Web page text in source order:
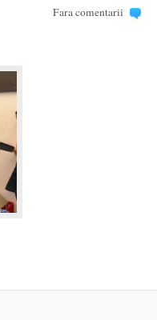
Fara comentarii